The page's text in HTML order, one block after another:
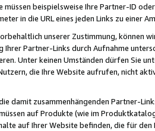
müssen beispielsweise Ihre Partner-ID
in die URL eines jeden Links zu einer
unserer Zustimmung, können
Ihrer Partner-Links durch Aufnahme
Unter keinen Umständen dürfen Sie
die Ihre Website aufrufen, nicht
damit zusammenhängenden Partner-
auf Produkte (wie im
auf Ihrer Website befinden, die für